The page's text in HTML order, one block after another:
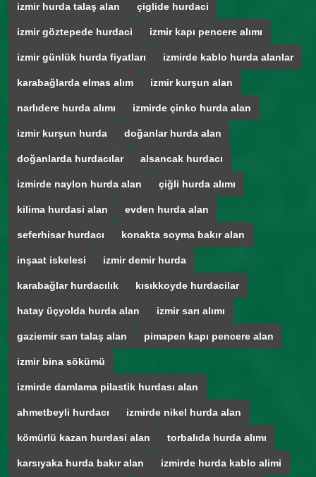
izmir hurda talaş alan çiglide hurdaci
izmir göztepede hurdaci izmir kapı pencere alımı
izmir günlük hurda fiyatları izmirde kablo hurda alanlar
karabağlarda elmas alım izmir kurşun alan
narlıdere hurda alımı izmirde çinko hurda alan
izmir kurşun hurda doğanlar hurda alan
doğanlarda hurdacılar alsancak hurdacı
izmirde naylon hurda alan çiğli hurda alımı
kilima hurdasi alan evden hurda alan
seferhisar hurdacı konakta soyma bakır alan
inşaat iskelesi izmir demir hurda
karabağlar hurdacılık kısıkkoyde hurdacilar
hatay üçyolda hurda alan izmir sarı alımı
gaziemir sarı talaş alan pimapen kapı pencere alan
izmir bina sökümü
izmirde damlama pilastik hurdası alan
ahmetbeyli hurdacı izmirde nikel hurda alan
kömürlü kazan hurdasi alan torbalıda hurda alımı
karsıyaka hurda bakır alan izmirde hurda kablo alimi